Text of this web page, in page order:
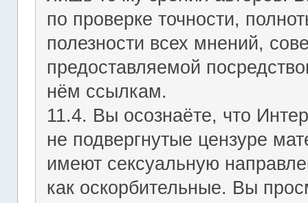
по проверке точности,
полезности всех мнений,
предоставляемой
нём ссылкам.
11.4. Вы осознаёте, что
не подвергнутые цензуре
имеют сексуальную
как оскорбительные. Вы